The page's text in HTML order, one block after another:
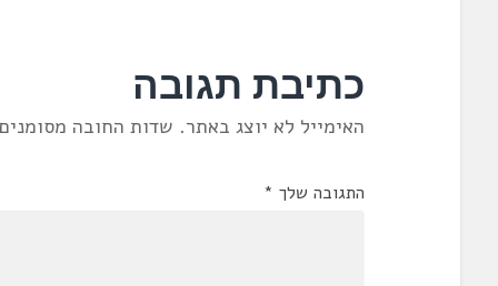
כתיבת תגובה
האימייל לא יוצג באתר. שדות החובה
התגובה שלך *